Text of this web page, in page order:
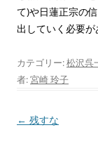
て)や日蓮正宗の
出していく必要が
カテゴリー:松沢呉
者:宮崎 玲子
投
← 残すな